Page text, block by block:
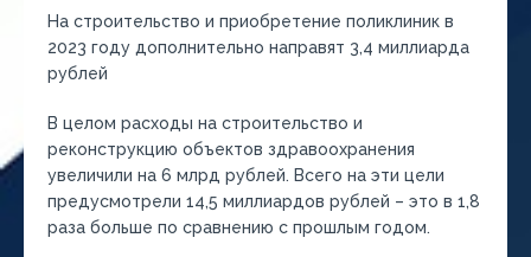
На строительство и приобретение поликлиник в
2023 году дополнительно направят 3,4 миллиарда
рублей
В целом расходы на строительство и
реконструкцию объектов здравоохранения
увеличили на 6 млрд рублей. Всего на эти цели
предусмотрели 14,5 миллиардов рублей – это в 1,8
раза больше по сравнению с прошлым годом.